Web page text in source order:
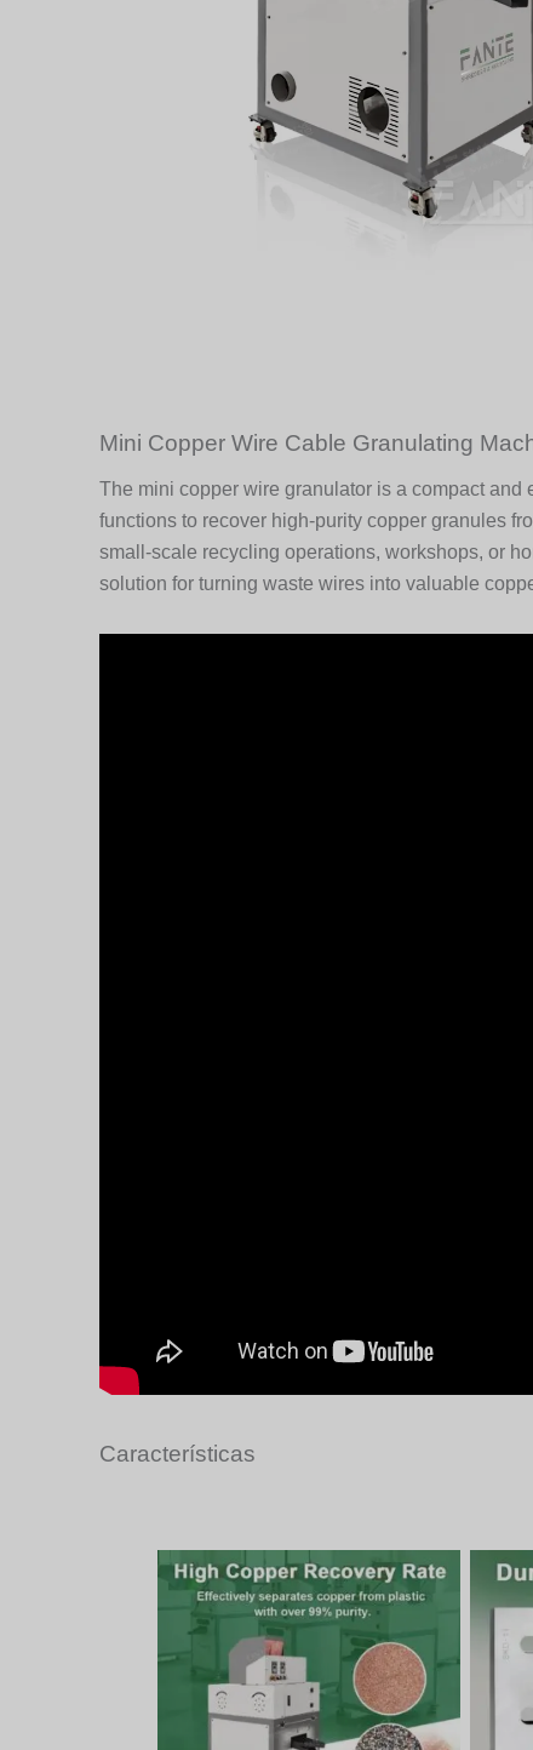
Mini Copper Wire Cable Granulating
The mini copper wire granulator is a compact
functions to recover high-purity copper granules
small-scale recycling operations, workshops, or
solution for turning waste wires into valuable
Características